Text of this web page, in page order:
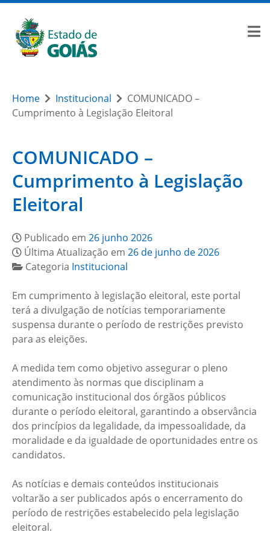
Home Institucional
COMUNICADO –
Cumprimento à Legislação Eleitoral
COMUNICADO –
Cumprimento à Legislação
Eleitoral
Publicado em 26 junho 2026
Última Atualização em 26 de junho de 2026
Categoria Institucional
Em cumprimento à legislação eleitoral, este portal
terá a divulgação de notícias temporariamente
suspensa durante o período de restrições previsto
para as eleições.
A medida tem como objetivo assegurar o pleno
atendimento às normas que disciplinam a
comunicação institucional dos órgãos públicos
durante o período eleitoral, garantindo a observância
dos princípios da legalidade, da impessoalidade, da
moralidade e da igualdade de oportunidades entre os
candidatos.
As notícias e demais conteúdos institucionais
voltarão a ser publicados após o encerramento do
período de restrições estabelecido pela legislação
eleitoral.